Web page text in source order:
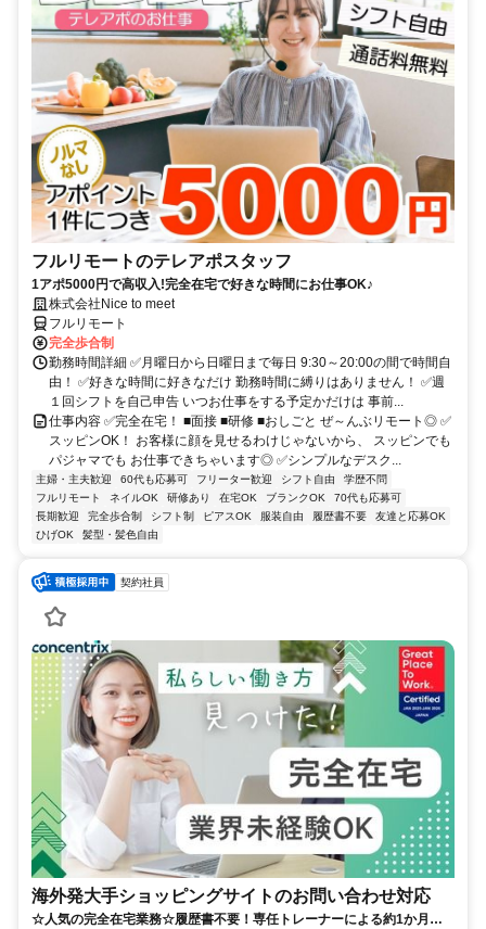
フルリモートのテレアポスタッフ
1アポ5000円で高収入!完全在宅で好きな時間にお仕事OK♪
株式会社Nice to meet
フルリモート
完全歩合制
勤務時間詳細 ✅月曜日から日曜日まで毎日 9:30～20:00の間で時間自
由！ ✅好きな時間に好きなだけ 勤務時間に縛りはありません！ ✅週
１回シフトを自己申告 いつお仕事をする予定かだけは 事前...
仕事内容 ✅完全在宅！ ■面接 ■研修 ■おしごと ぜ～んぶリモート◎ ✅
スッピンOK！ お客様に顔を見せるわけじゃないから、 スッピンでも
パジャマでも お仕事できちゃいます◎ ✅シンプルなデスク...
主婦・主夫歓迎 60代も応募可 フリーター歓迎 シフト自由
学歴不問
フルリモート
ネイルOK 研修あり 在宅OK ブランクOK
70代も応募可
長期歓迎
完全歩合制 シフト制 ピアスOK 服装自由 履歴書不要
友達と応募OK
ひげOK
髪型・髪色自由
契約社員
海外発大手ショッピングサイトのお問い合わせ対応
☆人気の完全在宅業務☆履歴書不要！専任トレーナーによる約1か月の